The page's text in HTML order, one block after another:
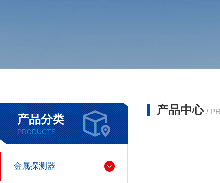
产品分类
PRODUCTS
金属探测器
产品中心 /